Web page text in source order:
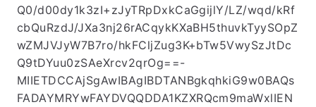
Q0/d00dy1k3zI+zJyTRpDxkCaGgijlY/LZ/wqd/kRf
cbQuRzdJ/JXa3nj26rACqykKXaBH5thuvkTyySOpZ
wZMJVJyW7B7ro/hkFCljZug3K+bTw5VwySzJtDc
Q9tDYuu0zSAeXrcv2qrOg==-
MIIETDCCAjSgAwIBAgIBDTANBgkqhkiG9w0BAQs
FADAYMRYwFAYDVQQDDA1KZXRQcm9maWxlIEN